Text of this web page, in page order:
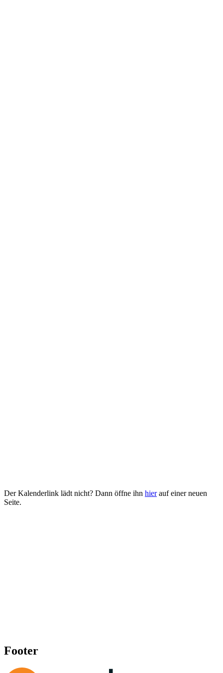
Der Kalenderlink lädt nicht? Dann öffne ihn hierauf einer neuen
Seite.
Footer